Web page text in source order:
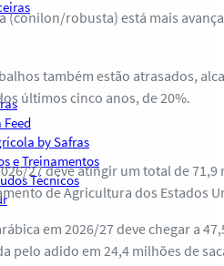
Feed
by Safras
e Treinamentos
Técnicos
(conilon/robusta) está mais
também estão atrasados,
últimos cinco anos, de 20%.
27 deve atingir um total de
de Agricultura dos Estados
em 2026/27 deve chegar a
pelo adido em 24,4 milhões de